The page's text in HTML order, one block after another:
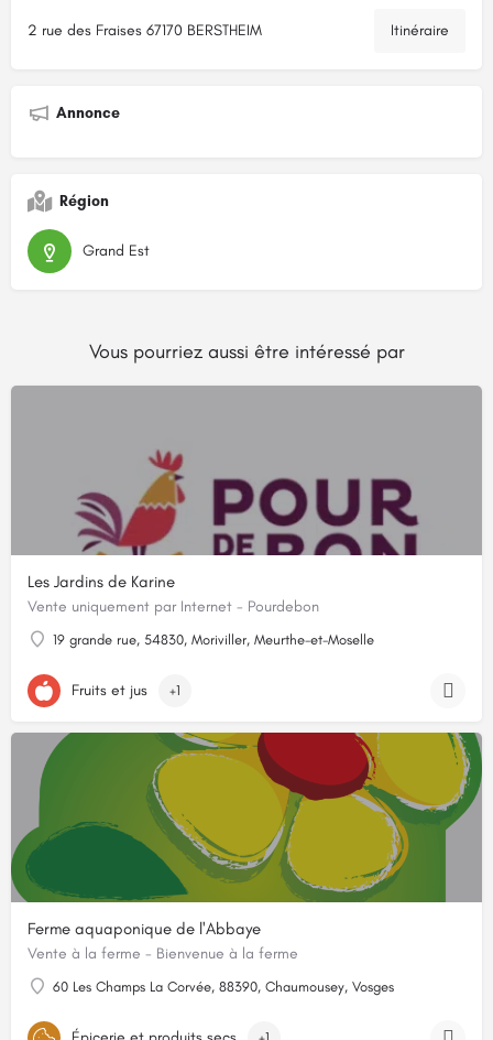
2 rue des Fraises 67170 BERSTHEIM Itinéraire
Annonce
Région
Grand Est
Vous pourriez aussi être intéressé par
Les Jardins de Karine
Vente uniquement par Internet - Pourdebon
19 grande rue, 54830, Moriviller, Meurthe-et-Moselle
Fruits et jus +1
Ferme aquaponique de l'Abbaye
Vente à la ferme - Bienvenue à la ferme
60 Les Champs La Corvée, 88390, Chaumousey, Vosges